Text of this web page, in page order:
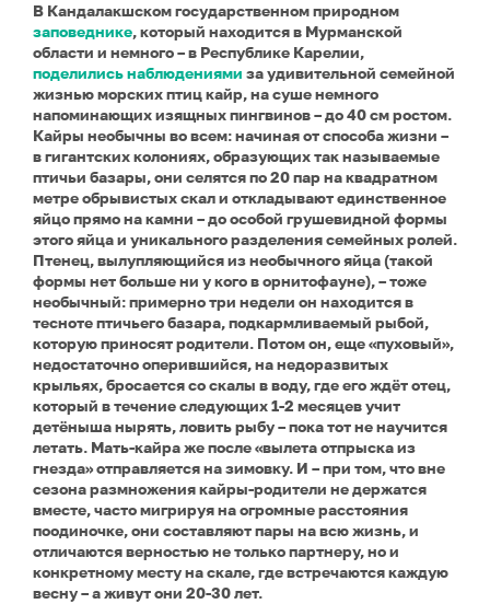
В Кандалакшском государственном природном
заповеднике, который находится в Мурманской
области и немного – в Республике Карелии,
поделились наблюдениями за удивительной семейной
жизнью морских птиц кайр, на суше немного
напоминающих изящных пингвинов – до 40 см ростом.
Кайры необычны во всем: начиная от способа жизни –
в гигантских колониях, образующих так называемые
птичьи базары, они селятся по 20 пар на квадратном
метре обрывистых скал и откладывают единственное
яйцо прямо на камни – до особой грушевидной формы
этого яйца и уникального разделения семейных ролей.
Птенец, вылупляющийся из необычного яйца (такой
формы нет больше ни у кого в орнитофауне), – тоже
необычный: примерно три недели он находится в
тесноте птичьего базара, подкармливаемый рыбой,
которую приносят родители. Потом он, еще «пуховый»,
недостаточно оперившийся, на недоразвитых
крыльях, бросается со скалы в воду, где его ждёт отец,
который в течение следующих 1-2 месяцев учит
детёныша нырять, ловить рыбу – пока тот не научится
летать. Мать-кайра же после «вылета отпрыска из
гнезда» отправляется на зимовку. И – при том, что вне
сезона размножения кайры-родители не держатся
вместе, часто мигрируя на огромные расстояния
поодиночке, они составляют пары на всю жизнь, и
отличаются верностью не только партнеру, но и
конкретному месту на скале, где встречаются каждую
весну – а живут они 20-30 лет.